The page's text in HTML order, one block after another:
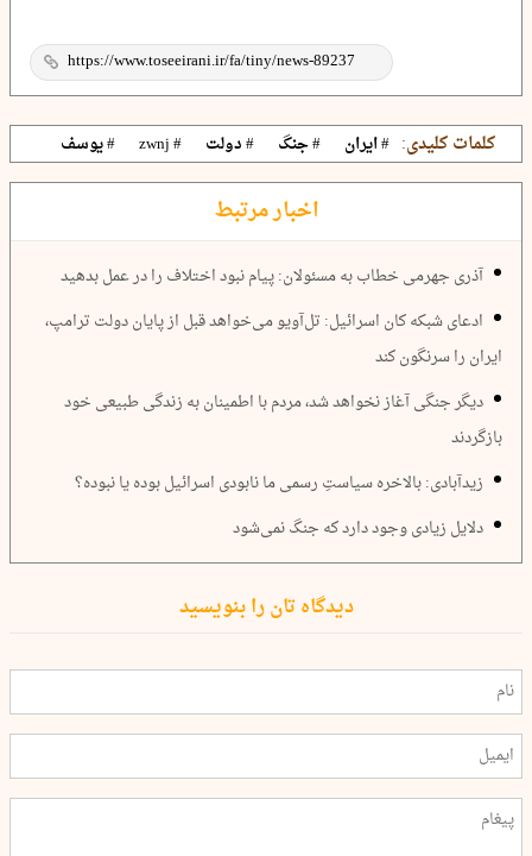
کلمات کلیدی: # ایران # جنگ # دولت # zwnj # یوسف
اخبار مرتبط
آذری جهرمی خطاب به مسئولان: پیام نبود اختلاف را در عمل بدهید
ادعای شبکه کان اسرائیل: تل‌آویو می‌خواهد قبل از پایان دولت ترامپ،
ایران را سرنگون کند
دیگر جنگی آغاز نخواهد شد، مردم با اطمینان به زندگی طبیعی خود
بازگردند
زیدآبادی: بالاخره سیاستِ رسمی ما نابودی اسرائیل بوده یا نبوده؟
دلایل زیادی وجود دارد که جنگ نمی‌شود
دیدگاه تان را بنویسید